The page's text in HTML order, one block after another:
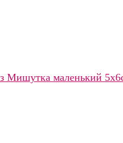
Мишутка маленький